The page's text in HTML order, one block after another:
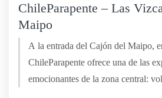
ChileParapente – Las
Maipo
A la entrada del Cajón del Maipo,
ChileParapente ofrece una de las
emocionantes de la zona central: